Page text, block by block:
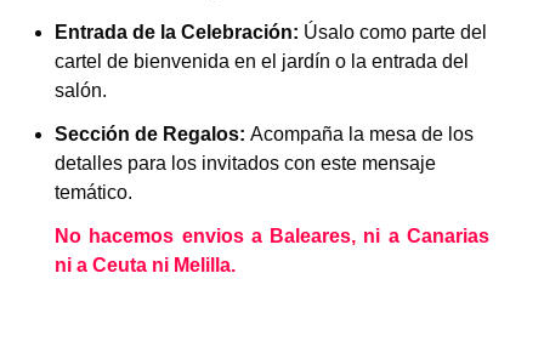
Entrada de la Celebración: Úsalo como parte del
cartel de bienvenida en el jardín o la entrada del
salón.
Sección de Regalos: Acompaña la mesa de los
detalles para los invitados con este mensaje
temático.
No hacemos envios a Baleares, ni a Canarias
ni a Ceuta ni Melilla.